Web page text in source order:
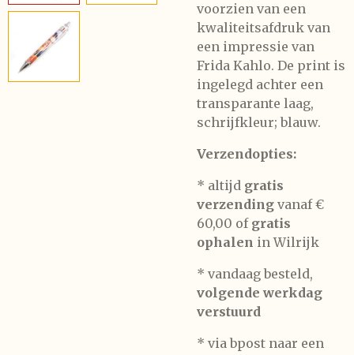
voorzien van een
kwaliteitsafdruk van
een impressie van
Frida Kahlo. De print is
ingelegd achter een
transparante laag,
schrijfkleur; blauw.
Verzendopties:
* altijd gratis
verzending vanaf €
60,00 of gratis
ophalen in Wilrijk
* vandaag besteld,
volgende werkdag
verstuurd
* via bpost naar een